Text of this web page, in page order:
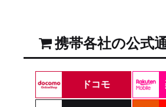
携帯各社の公式
ドコモ